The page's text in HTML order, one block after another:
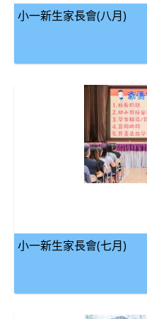
小一新生家長會(八月)
小一新生家長會(七月)